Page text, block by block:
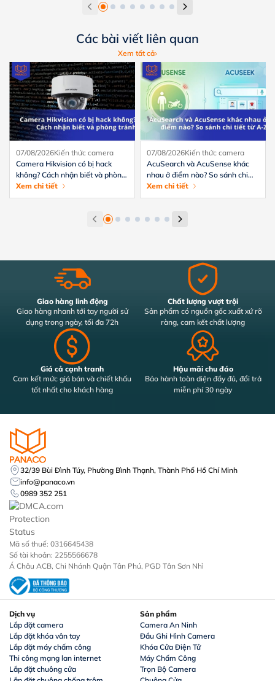
Các bài viết liên quan
Xem tất cả
07/08/2026Kiến thức camera
Camera Hikvision có bị hack
không? Cách nhận biết và phòng
tránh hiệu quả
Xem chi tiết
07/08/2026Kiến thức camera
AcuSearch và AcuSense khác
nhau ở điểm nào? So sánh chi
tiết từ A-Z
Xem chi tiết
Giao hàng linh động
Giao hàng nhanh tới tay người sử
dụng trong ngày, tối đa 72h
Chất lượng vượt trội
Sản phẩm có nguồn gốc xuất xứ rõ
ràng, cam kết chất lượng
Giá cả cạnh tranh
Cam kết mức giá bán và chiết khấu
tốt nhất cho khách hàng
Hậu mãi chu đáo
Bảo hành toàn diện đầy đủ, đổi trả
miễn phí 30 ngày
Dịch vụ
Lắp đặt camera
Lắp đặt khóa vân tay
Lắp đặt máy chấm công
Thi công mạng lan internet
Lắp đặt chuông cửa
Sản phẩm
Camera An Ninh
Đầu Ghi Hình Camera
Khóa Cửa Điện Tử
Máy Chấm Công
Trọn Bộ Camera
32/39 Bùi Đình Túy, Phường Bình Thạnh, Thành Phố Hồ Chí Minh
info@panaco.vn
0989 352 251
Mã số thuế: 0316645438
Số tài khoản: 2255566678
Á Châu ACB, Chi Nhánh Quận Tân Phú, PGD Tân Sơn Nhì